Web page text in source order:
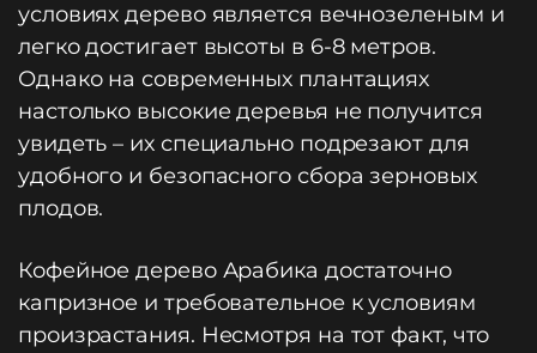
условиях дерево является вечнозеленым и
легко достигает высоты в 6-8 метров.
Однако на современных плантациях
настолько высокие деревья не получится
увидеть – их специально подрезают для
удобного и безопасного сбора зерновых
плодов.
Кофейное дерево Арабика достаточно
капризное и требовательное к условиям
произрастания. Несмотря на тот факт, что